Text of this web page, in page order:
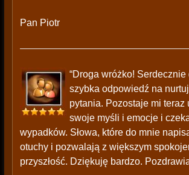
Pan Piotr
“Droga wróżko!
szybka odpowiedź na
pytania. Pozostaje mi teraz
swoje myśli i emocje i
wypadków. Słowa, które do mnie
otuchy i pozwalają z większym
przyszłość. Dziękuję bardzo.